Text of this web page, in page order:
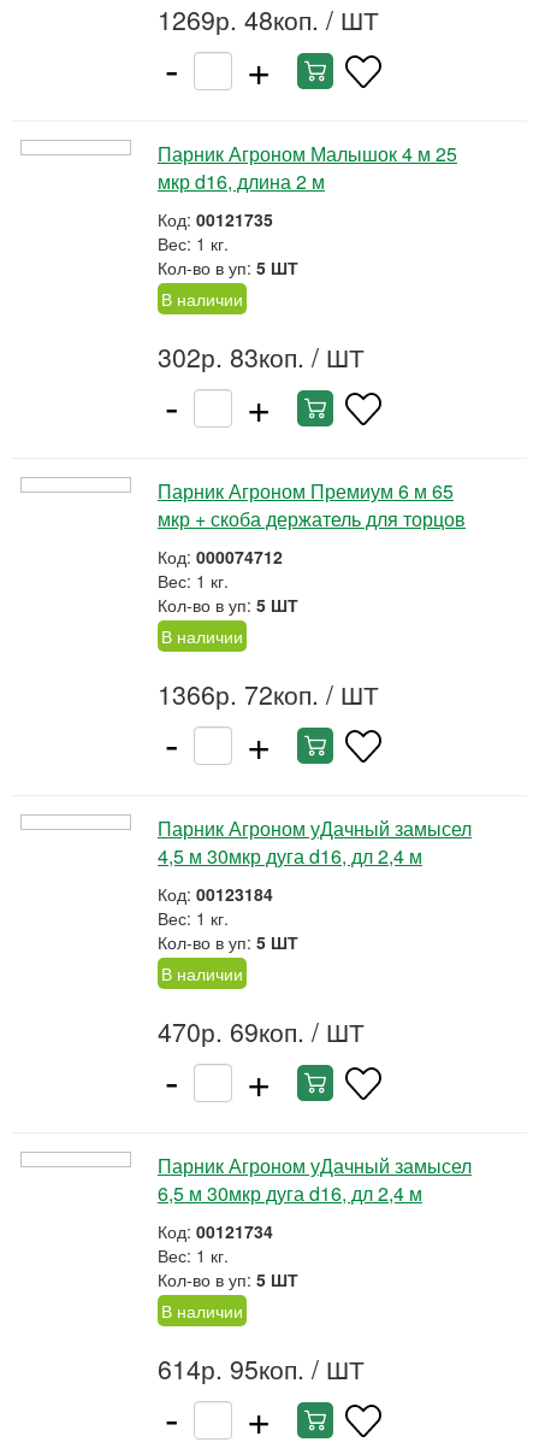
1269р. 48коп. / ШТ
- +
Парник Агроном Малышок 4 м 25
мкр d16, длина 2 м
Код: 00121735
Вес: 1 кг.
Кол-во в уп: 5 ШТ
В наличии
302р. 83коп. / ШТ
- +
Парник Агроном Премиум 6 м 65
мкр + скоба держатель для торцов
Код: 000074712
Вес: 1 кг.
Кол-во в уп: 5 ШТ
В наличии
1366р. 72коп. / ШТ
- +
Парник Агроном уДачный замысел
4,5 м 30мкр дуга d16, дл 2,4 м
Код: 00123184
Вес: 1 кг.
Кол-во в уп: 5 ШТ
В наличии
470р. 69коп. / ШТ
- +
Парник Агроном уДачный замысел
6,5 м 30мкр дуга d16, дл 2,4 м
Код: 00121734
Вес: 1 кг.
Кол-во в уп: 5 ШТ
В наличии
614р. 95коп. / ШТ
- +